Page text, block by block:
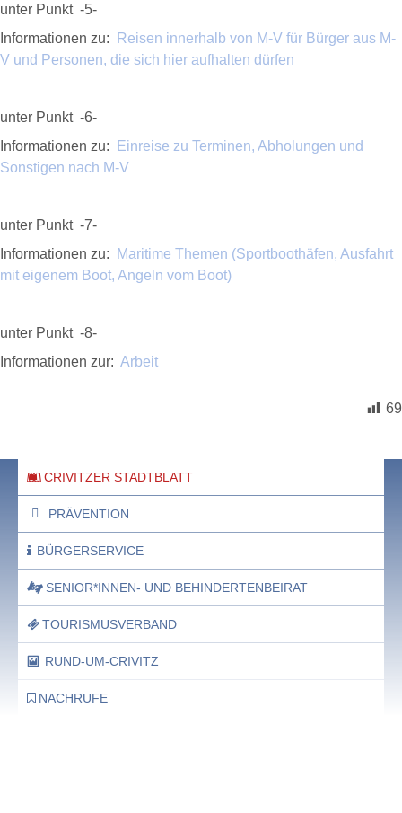
unter Punkt -5-
Informationen zu:
Reisen innerhalb von M-V für Bürger aus M-
V und Personen, die sich hier aufhalten dürfen
unter Punkt -6-
Informationen zu:
Einreise zu Terminen, Abholungen und
Sonstigen nach M-V
unter Punkt -7-
Informationen zu:
Maritime Themen (Sportboothäfen, Ausfahrt
mit eigenem Boot, Angeln vom Boot)
unter Punkt -8-
Informationen zur: Arbeit
69
CRIVITZER STADTBLATT
PRÄVENTION
BÜRGERSERVICE
SENIOR*INNEN- UND BEHINDERTENBEIRAT
TOURISMUSVERBAND
RUND-UM-CRIVITZ
NACHRUFE